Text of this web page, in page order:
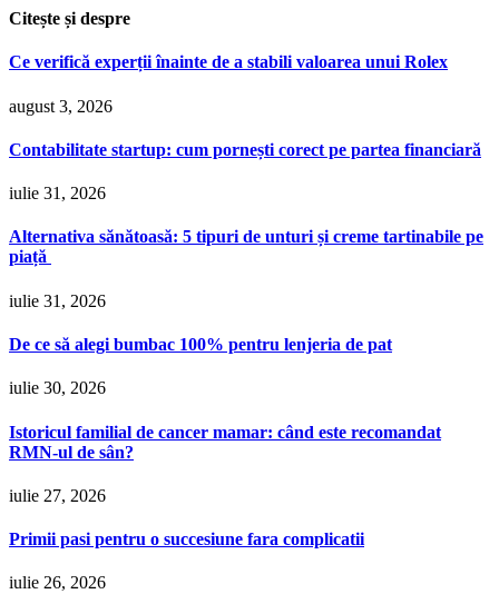
Citește și despre
Ce verifică experții înainte de a stabili valoarea unui Rolex
august 3, 2026
Contabilitate startup: cum pornești corect pe partea financiară
iulie 31, 2026
Alternativa sănătoasă: 5 tipuri de unturi și creme tartinabile pe
piață
iulie 31, 2026
De ce să alegi bumbac 100% pentru lenjeria de pat
iulie 30, 2026
Istoricul familial de cancer mamar: când este recomandat
RMN-ul de sân?
iulie 27, 2026
Primii pasi pentru o succesiune fara complicatii
iulie 26, 2026